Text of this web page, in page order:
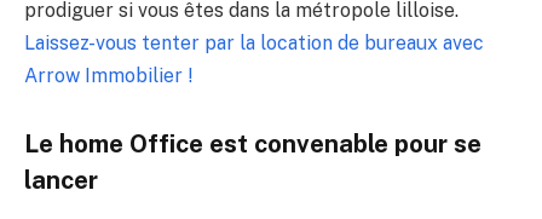
prodiguer si vous êtes dans la métropole lilloise.
Laissez-vous tenter par la location de bureaux avec
Arrow Immobilier !
Le home Office est convenable pour se
lancer